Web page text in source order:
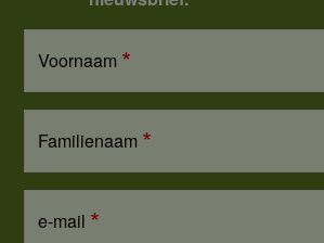
Voornaam
Familienaam
e-mail